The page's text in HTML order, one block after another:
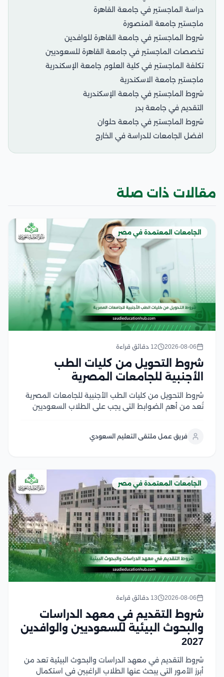
دراسة الماجستير في جامعة القاهرة
ماجستير جامعة المنصورة
شروط الماجستير في جامعة القاهرة للوافدين
تخصصات الماجستير في جامعة القاهرة للسعوديين
تكلفة الماجستير في كلية العلوم جامعة الإسكندرية
ماجستير جامعة الاسكندرية
شروط الماجستير في جامعة الإسكندرية
التقديم في جامعة بدر
شروط الماجستير في جامعة حلوان
افضل الجامعات للدراسة في الخارج
مقالات ذات صلة
الجامعات المعتمدة في مصر
2026-08-06 12 دقائق قراءة
شروط التحويل من كليات الطب
الأجنبية للجامعات المصرية
شروط التحويل من كليات الطب الأجنبية للجامعات المصرية
تُعد من أهم الضوابط التي يجب على الطلاب السعوديين
الأكاديمية والإدارية، مثل الاعتراف بالجامعة المحول منها
فريق عمل ملتقى التعليم السعودي
الجامعات المعتمدة في مصر
2026-08-06 13 دقائق قراءة
شروط التقديم في معهد الدراسات
والبحوث البيئية للسعوديين والوافدين
2027
شروط التقديم في معهد الدراسات والبحوث البيئية تعد من
أبرز الأمور التي يبحث عنها الطلاب الراغبين في استكمال